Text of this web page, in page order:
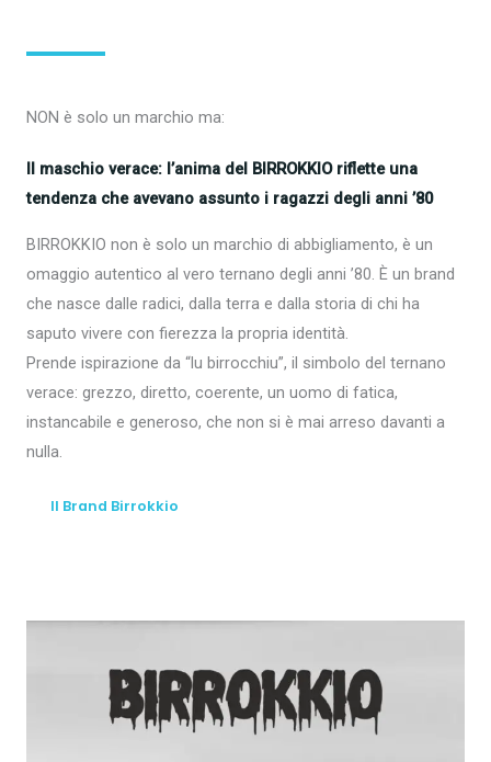
NON è solo un marchio ma:
Il maschio verace: l’anima del BIRROKKIOriflette una
tendenza che avevano assunto i ragazzi degli anni ’80
BIRROKKIO non è solo un marchio di abbigliamento, è un
omaggio autentico al vero ternano degli anni ’80. È un brand
che nasce dalle radici, dalla terra e dalla storia di chi ha
saputo vivere con fierezza la propria identità.
Prende ispirazione da “lu birrocchiu”, il simbolo del ternano
verace: grezzo, diretto, coerente, un uomo di fatica,
instancabile e generoso, che non si è mai arreso davanti a
nulla.
Il Brand Birrokkio